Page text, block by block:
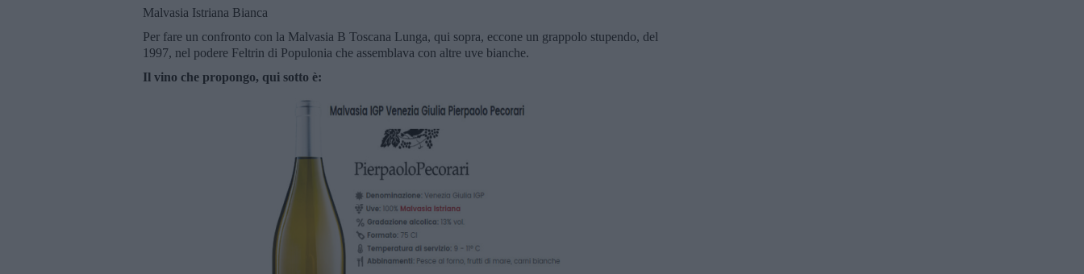
Malvasia Istriana Bianca
Per fare un confronto con la Malvasia B Toscana Lunga, qui sopra, eccone un grappolo stupendo, del
1997, nel podere Feltrin di Populonia che assemblava con altre uve bianche.
Il vino che propongo, qui sotto è: